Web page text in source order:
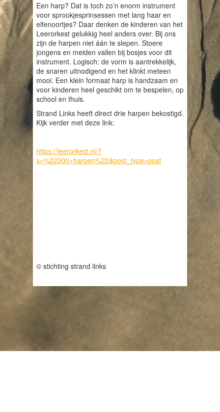
Een harp? Dat is toch zo’n enorm instrument
voor sprookjesprinsessen met lang haar en
elfenoortjes? Daar denken de kinderen van het
Leerorkest gelukkig heel anders over. Bij ons
zijn de harpen niet áán te slepen. Stoere
jongens en meiden vallen bij bosjes voor dit
instrument. Logisch: de vorm is aantrekkelijk,
de snaren uitnodigend en het klinkt meteen
mooi. Een klein formaat harp is handzaam en
voor kinderen heel geschikt om te bespelen, op
school en thuis.
Strand Links heeft direct drie harpen bekostigd.
Kijk verder met deze link:
https://leerorkest.nl/?
s=%22300+harpen%22&post_type=post
© stichting strand links